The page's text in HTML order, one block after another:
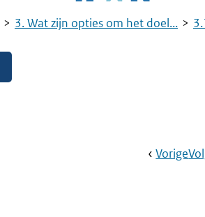
3. Wat zijn opties om het doel...
Book
Ga
VorigeGa